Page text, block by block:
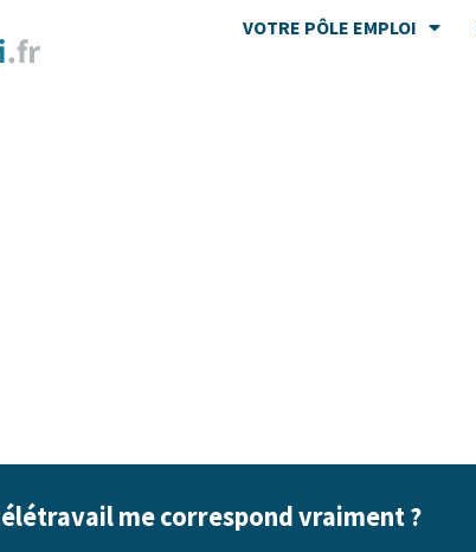
VOTRE PÔLE EMPLOI
me correspond vraiment ?